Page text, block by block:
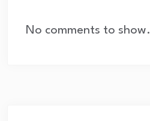
No comments to show.